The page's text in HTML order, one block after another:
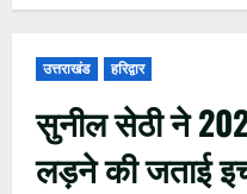
उत्तराखंड हरिद्वार
सुनील सेठी ने
लड़ने की जताई